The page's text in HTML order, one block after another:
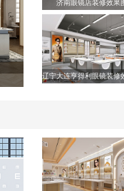
济南眼镜店装修效果
辽宁大连亨得利眼镜装修